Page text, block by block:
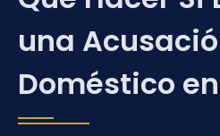
una
Doméstico